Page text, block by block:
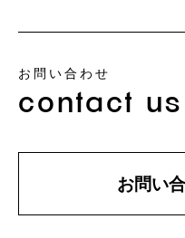
お問い合わせ
contact us
お問い